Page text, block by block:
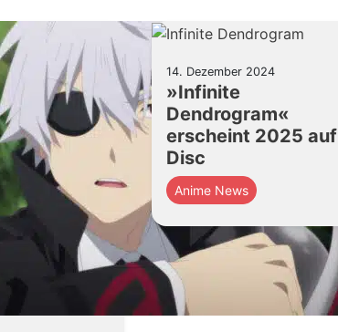
14. Dezember 2024
»Infinite
Dendrogram«
erscheint 2025 auf
Disc
Anime News